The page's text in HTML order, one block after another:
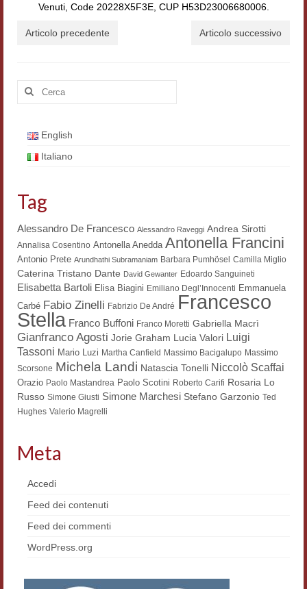
Venuti, Code 20228X5F3E, CUP H53D23006680006.
Articolo precedente Articolo successivo
Cerca:
English
Italiano
Tag
Alessandro De Francesco Alessandro Raveggi Andrea Sirotti
Annalisa Cosentino Antonella Anedda Antonella Francini
Antonio Prete Arundhathi Subramaniam Barbara Pumhösel Camilla Miglio
Caterina Tristano Dante David Gewanter Edoardo Sanguineti
Elisabetta Bartoli Elisa Biagini Emiliano Degl’Innocenti Emmanuela
Carbé Fabio Zinelli Fabrizio De André Francesco
Stella Franco Buffoni Franco Moretti Gabriella Macrì
Gianfranco Agosti Jorie Graham Lucia Valori Luigi
Tassoni Mario Luzi Martha Canfield Massimo Bacigalupo Massimo
Scorsone Michela Landi Natascia Tonelli Niccolò Scaffai
Orazio Paolo Mastandrea Paolo Scotini Roberto Carifi Rosaria Lo
Russo Simone Giusti Simone Marchesi Stefano Garzonio Ted
Hughes Valerio Magrelli
Meta
Accedi
Feed dei contenuti
Feed dei commenti
WordPress.org